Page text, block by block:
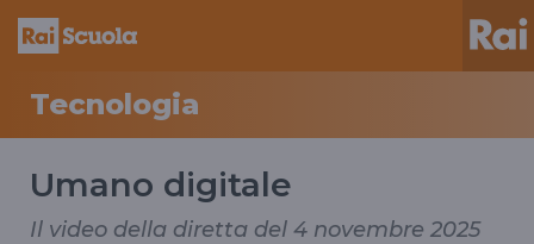
Tecnologia
Umano digitale
Il video della diretta del 4 novembre 2025